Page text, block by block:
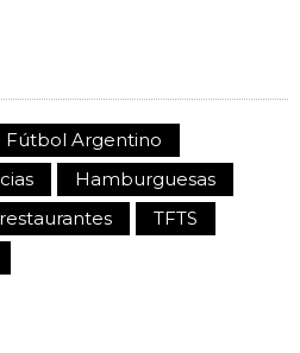
Fútbol Argentino
Hamburguesas
restaurantes
TFTS